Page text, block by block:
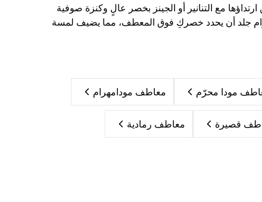
مع التنانير أو الجينز بخصر عالٍ وكنزة صوفية
لحزام جلد أن يحدد خصركِ فوق المعطف، مما يضيف لمسة
مودا محرّم معاطف مودامهرام
قصيرة معاطف رمادية